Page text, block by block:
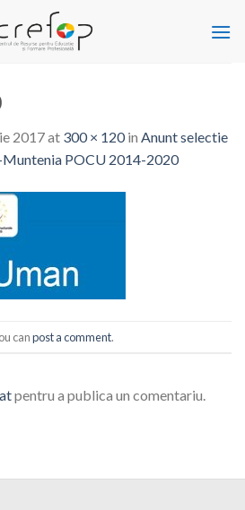
2017at 300 × 120in Anunt selectie
Muntenia POCU 2014-2020
canpost a comment.
pentru a publica un comentariu.